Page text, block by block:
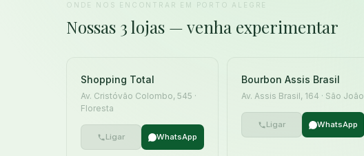
ONDE NOS ENCONTRAR EM PORTO ALEGRE
Nossas 3 lojas — venha experimentar
Shopping Total
Av. Cristóvão Colombo, 545 ·
Floresta
Ligar WhatsApp
Bourbon Assis Brasil
Av. Assis Brasil, 164 · São João
Ligar WhatsApp